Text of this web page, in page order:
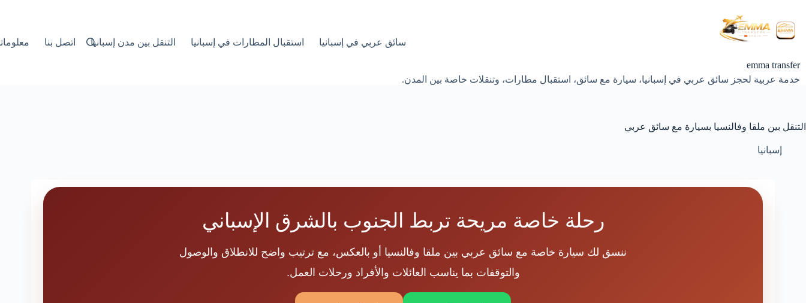
المحتوى
emma transfer
خدمة عربية لحجز سائق عربي في إسبانيا، سيارة مع سائق، استقبال مطارات، وتنقلات خاصة بين المدن.
سائق عربي في إسبانيا استقبال المطارات في إسبانيا التنقل بين مدن إسبانيا اتصل بنا
التنقل بين ملقا وفالنسيا بسيارة مع سائق عربي
إسبانيا
رحلة خاصة مريحة تربط الجنوب بالشرق الإسباني
ننسق لك سيارة خاصة مع سائق عربي بين ملقا وفالنسيا أو بالعكس، مع ترتيب واضح للانطلاق والوصول
والتوقفات بما يناسب العائلات والأفراد ورحلات العمل.